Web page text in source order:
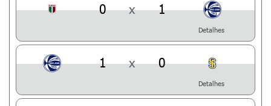
0 x 1
Detalhes
1 x 0
Detalhes